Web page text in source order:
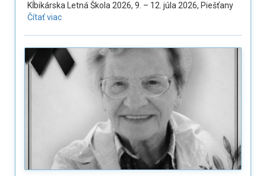
Kĺbikárska Letná Škola 2026, 9. – 12. júla 2026, Piešťany
Čítať viac